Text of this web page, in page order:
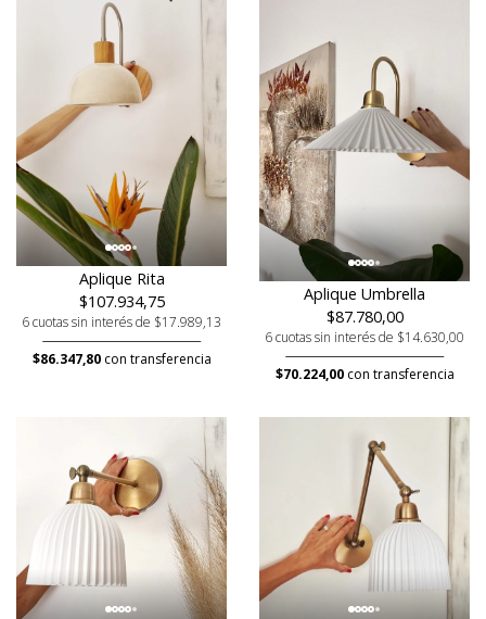
Aplique Rita
$107.934,75
6 cuotas sin interés de $17.989,13
$86.347,80con transferencia
Aplique Umbrella
$87.780,00
6 cuotas sin interés de $14.630,00
$70.224,00con transferencia